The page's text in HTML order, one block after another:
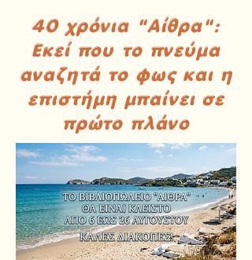
40 χρόνια "Αίθρα":
Εκεί που το πνεύμα
αναζητά το φως και η
επιστήμη μπαίνει σε
πρώτο πλάνο